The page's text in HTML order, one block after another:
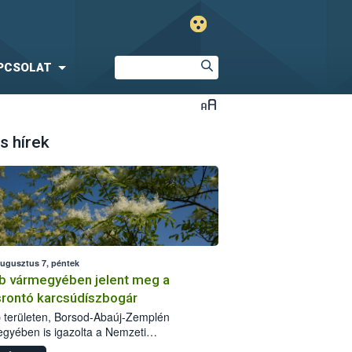
hírek
7, péntek
vármegyében jelent meg a
karcsúdíszbogár
területen, Borsod-Abaúj-Zemplén
is igazolta a Nemzeti
biztonsági Hivatal (Nébih) a